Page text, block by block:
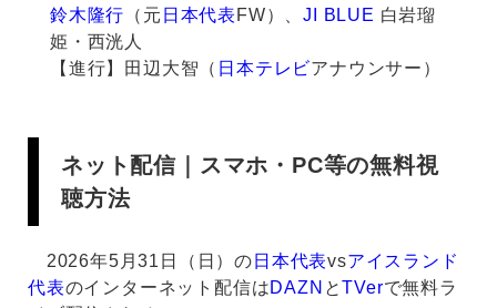
鈴木隆行 （元 日本代表 FW）、JI BLUE 白岩瑠
姫・西洸人
【進行】田辺大智（ 日本テレビアナウンサー）
ネット配信｜スマホ・PC等の無料視
聴方法
2026年5月31日（日）の 日本代表vsアイスランド
代表のインターネット配信はDAZN とTVerで無料ラ